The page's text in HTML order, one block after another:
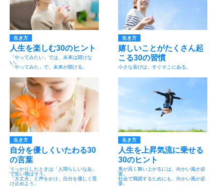
生き方
人生を楽しむ30のヒント
「やってみたい」では、未来は開けな
い。
「やってみた」で、未来が開ける。
生き方
嬉しいことがたくさん起
こる30の習慣
小さな喜びは、すぐそこにある。
生き方
自分を優しくいたわる30
の言葉
うっかりしたときは「人間らしいなあ」
で笑い飛ばそう。
「大丈夫」と声をかけ、自分を優しく受
け止めよう。
生き方
人生を上昇気流に乗せる
30のヒント
凧が高く舞い上がるには、向かい風が必
要。
社会で飛躍するためにも、向かい風が必
要。